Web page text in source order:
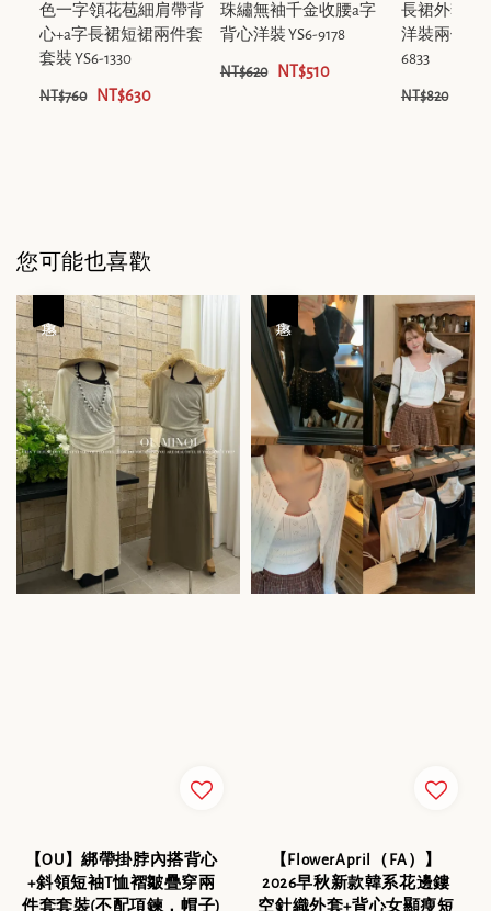
色一字領花苞細肩帶背
心+a字長裙短裙兩件套
套裝 YS6-1330
NT$760 NT$630
珠繡無袖千金收腰a字
背心洋裝 YS6-9178
NT$620 NT$510
長裙外套+
洋裝兩件套
6833
NT$820
您可能也喜歡
【OU】綁帶掛脖內搭背心
+斜領短袖T恤褶皺疊穿兩
件套套裝(不配項鍊，帽子)
【FlowerApril（FA）】
2026早秋新款韓系花邊鏤
空針織外套+背心女顯瘦短